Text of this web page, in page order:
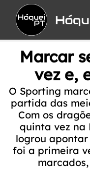
Marcar
vez e,
O Sporting
partida das
Com os
quinta vez na
logrou apontar
foi a primeira